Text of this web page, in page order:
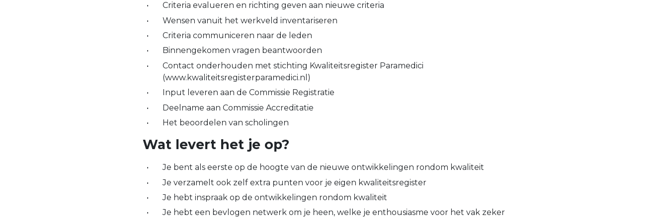
Criteria evalueren en richting geven aan nieuwe criteria
Wensen vanuit het werkveld inventariseren
Criteria communiceren naar de leden
Binnengekomen vragen beantwoorden
Contact onderhouden met stichting Kwaliteitsregister Paramedici
(www.kwaliteitsregisterparamedici.nl)
Input leveren aan de Commissie Registratie
Deelname aan Commissie Accreditatie
Het beoordelen van scholingen
Wat levert het je op?
Je bent als eerste op de hoogte van de nieuwe ontwikkelingen rondom kwaliteit
Je verzamelt ook zelf extra punten voor je eigen kwaliteitsregister
Je hebt inspraak op de ontwikkelingen rondom kwaliteit
Je hebt een bevlogen netwerk om je heen, welke je enthousiasme voor het vak zeker